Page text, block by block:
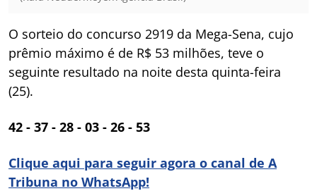
O sorteio do concurso 2919 da Mega-Sena, cujo
prêmio máximo é de R$ 53 milhões, teve o
seguinte resultado na noite desta quinta-feira
(25).
42 - 37 - 28 - 03 - 26 - 53
Clique aqui para seguir agora o canal de A
Tribuna no WhatsApp!